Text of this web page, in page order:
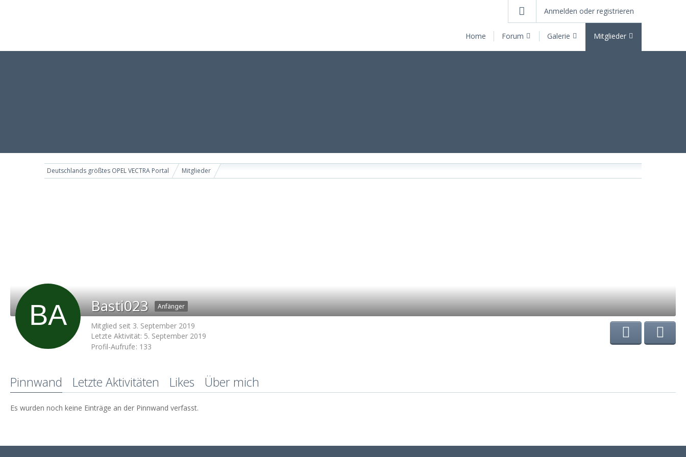
Home Forum Galerie Mitglieder
Anmelden oder registrieren
Deutschlands größtes OPEL VECTRA Portal Mitglieder
Basti023 Anfänger
Mitglied seit 3. September 2019
Letzte Aktivität: 5. September 2019
Profil-Aufrufe 133
Pinnwand Letzte Aktivitäten Likes Über mich
Es wurden noch keine Einträge an der Pinnwand verfasst.